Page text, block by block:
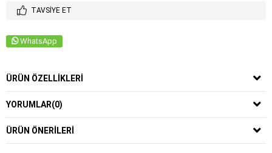
TAVSIYE ET
WhatsApp
ÜRÜN ÖZELLIKLERI
YORUMLAR(0)
ÜRÜN ÖNERILERI